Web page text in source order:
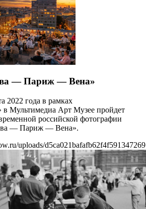
— Париж — Вена»
2022 года в рамках
в Мультимедиа Арт Музее пройдет
российской фотографии
— Париж — Вена».
uploads/